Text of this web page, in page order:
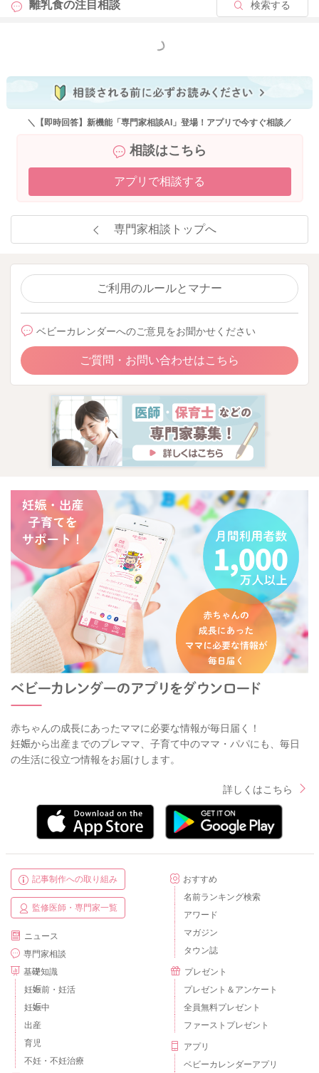
離乳食の注目相談 検索する
もっと見る
＼【即時回答】新機能「専門家相談AI」登場！アプリで今すぐ相談／
相談はこちら
アプリで相談する
専門家相談トップへ
ご利用のルールとマナー
ベビーカレンダーへのご意見をお聞かせください
ご質問・お問い合わせはこちら
赤ちゃんの成長にあったママに必要な情報が毎日届く！
妊娠から出産までのプレママ、子育て中のママ・パパにも、毎日
の生活に役立つ情報をお届けします。
詳しくはこちら
記事制作への取り組み
監修医師・専門家一覧
ニュース
専門家相談
基礎知識
妊娠前・妊活
妊娠中
出産
育児
不妊・不妊治療
おすすめ
名前ランキング検索
アワード
マガジン
タウン誌
プレゼント
プレゼント＆アンケート
全員無料プレゼント
ファーストプレゼント
アプリ
ベビーカレンダーアプリ